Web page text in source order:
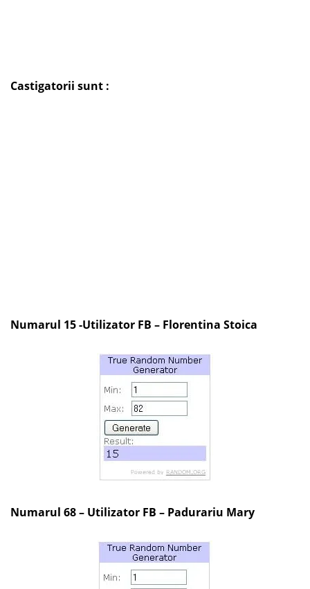
Castigatorii sunt :
Numarul 15 -Utilizator FB – Florentina Stoica
Numarul 68 – Utilizator FB – Padurariu Mary